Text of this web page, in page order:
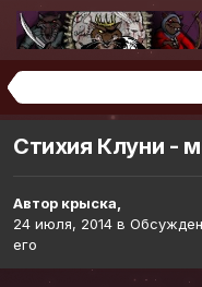
Стихия Клуни -
Автор крыска,
24 июля, 2014 в
его